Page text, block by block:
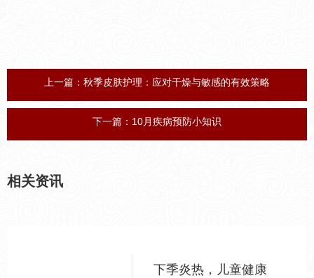
上一篇： 秋季皮肤护理：应对干燥与敏感的有效策略
下一篇： 10月疾病预防小知识
相关资讯
下季炎热，儿童健康